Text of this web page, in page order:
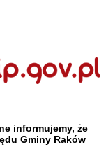
informujemy, że
Gminy Raków